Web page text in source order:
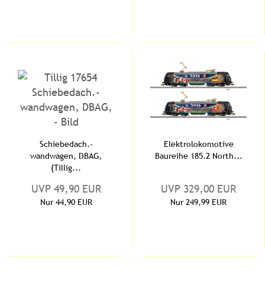
Schiebedach.-
wandwagen, DBAG,
(Tillig...
UVP 49,90 EUR
Nur 44,90 EUR
Elektrolokomotive
Baureihe 185.2 North...
UVP 329,00 EUR
Nur 249,99 EUR